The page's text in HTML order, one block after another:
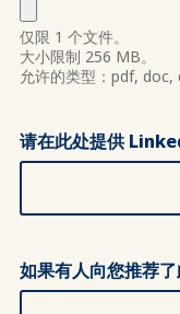
仅限 1 个文件。
大小限制 256 MB。
允许的类型：pdf, doc,
请在此处提供
如果有人向您推荐